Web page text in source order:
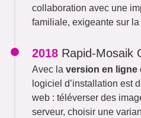
collaboration avec une
familiale, exigeante sur
2018 Rapid-Mosaik
Avec la version en ligne
logiciel d’installation est
web : téléverser des
serveur, choisir une